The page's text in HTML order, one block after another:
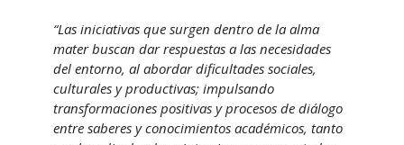
“Las iniciativas que surgen dentro de la alma
mater buscan dar respuestas a las necesidades
del entorno, al abordar dificultades sociales,
culturales y productivas; impulsando
transformaciones positivas y procesos de diálogo
entre saberes y conocimientos académicos, tanto